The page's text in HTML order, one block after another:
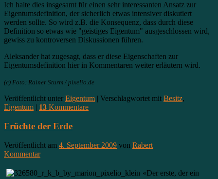
Ich halte dies insgesamt für einen sehr interessanten Ansatz zur
Eigentumsdefinition, der sicherlich etwas intensiver diskutiert
werden sollte. So wird z.B. die Konsequenz, dass durch diese
Definition so etwas wie "geistiges Eigentum" ausgeschlossen wird,
gewiss zu kontroversen Diskussionen führen.
Aleksander hat zugesagt, dass er diese Eigenschaften zur
Eigentumsdefinition hier in Kommentaren weiter erläutern wird.
(c) Foto: Rainer Sturm / pixelio.de
Veröffentlicht unter Eigentum | Verschlagwortet mit Besitz,
Eigentum | 13 Kommentare
Früchte der Erde
Veröffentlicht am 4. September 2009 von Rabert
Kommentar
«Der erste, der ein